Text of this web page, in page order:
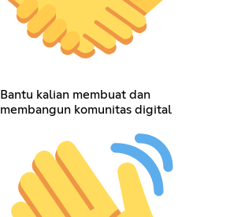
Bantu kalian membuat dan
membangun komunitas digital